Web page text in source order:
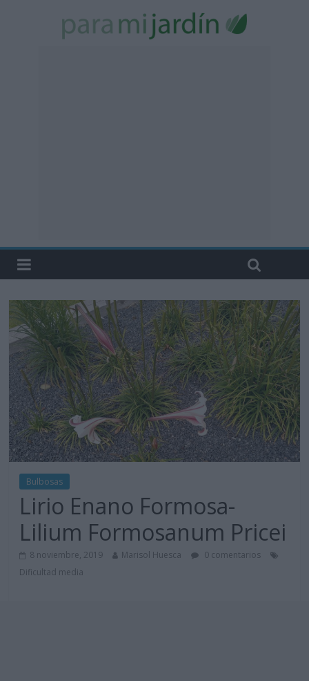
Bulbosas
Lirio Enano Formosa-
Lilium Formosanum Pricei
8 noviembre, 2019 Marisol Huesca
0 comentarios
Dificultad media